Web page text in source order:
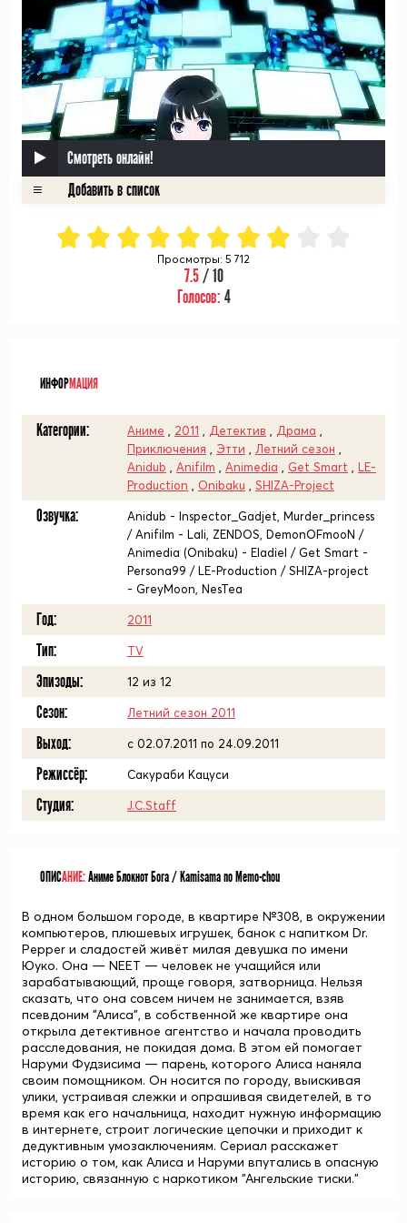
Смотреть онлайн!
Просмотры: 5 712
7.5/ 10
Голосов: 4
ИНФОРМАЦИЯ
Категории: Аниме 2011 Детектив Драма
Приключения
Этти Летний сезон
Anidub
Anifilm Animedia Get Smart
LE-
Production
Onibaku SHIZA-Project
Озвучка:
Anidub - Inspector_Gadjet, Murder_princess
/ Anifilm - Lali, ZENDOS, DemonOFmooN /
Animedia (Onibaku) - Eladiel / Get Smart -
Persona99 / LE-Production / SHIZA-project
- GreyMoon, NesTea
Год: 2011
Тип: TV
Эпизоды: 12 из 12
Сезон: Летний сезон 2011
Выход: c 02.07.2011 по 24.09.2011
Режиссёр: Сакураби Кацуси
Студия: J.C.Staff
ОПИСАНИЕ:Аниме Блокнот Бога / Kamisama no Memo-chou
В одном большом городе, в квартире №308, в окружении
компьютеров, плюшевых игрушек, банок с напитком Dr.
Pepper и сладостей живёт милая девушка по имени
Юуко. Она — NEET — человек не учащийся или
зарабатывающий, проще говоря, затворница. Нельзя
сказать, что она совсем ничем не занимается, взяв
псевдоним "Алиса", в собственной же квартире она
открыла детективное агентство и начала проводить
расследования, не покидая дома. В этом ей помогает
Наруми Фудзисима — парень, которого Алиса наняла
своим помощником. Он носится по городу, выискивая
улики, устраивая слежки и опрашивая свидетелей, в то
время как его начальница, находит нужную информацию
в интернете, строит логические цепочки и приходит к
дедуктивным умозаключениям. Сериал расскажет
историю о том, как Алиса и Наруми впутались в опасную
историю, связанную с наркотиком "Ангельские тиски."